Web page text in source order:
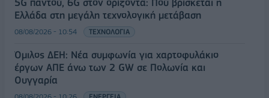
Ελλάδα στη μεγάλη τεχνολογική μετάβαση
08/08/2026 - 10:54 ΤΕΧΝΟΛΟΓΙΑ
Όμιλος ΔΕΗ: Νέα συμφωνία για χαρτοφυλάκιο
έργων ΑΠΕ άνω των 2 GW σε Πολωνία και
Ουγγαρία